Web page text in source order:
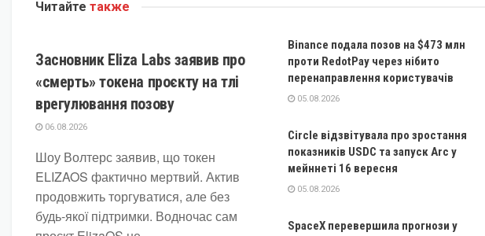
Читайте также
Засновник Eliza Labs заявив про
«смерть» токена проєкту на тлі
врегулювання позову
06.08.2026
Шоу Волтерс заявив, що токен
ELIZAOS фактично мертвий. Актив
продовжить торгуватися, але без
будь-якої підтримки. Водночас сам
Binance подала позов на $473 млн
проти RedotPay через нібито
перенаправлення користувачів
05.08.2026
Circle відзвітувала про зростання
показників USDC та запуск Arc у
мейннеті 16 вересня
05.08.2026
SpaceX перевершила прогнози у